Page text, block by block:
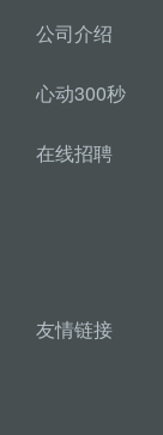
公司介绍
心动300秒
在线招聘
友情链接